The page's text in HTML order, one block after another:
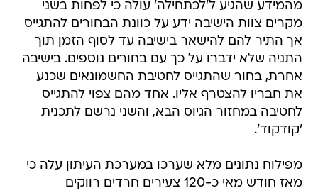
מהמידע שהגיע ל'לכתחילה' עולה כי לפחות בשני
מקרים צוות הישיבה ידע על כוונת הבחורים להתגייס
אך התיר להם להישאר בישיבה עד לסוף הזמן תוך
התניה שלא ידברו על כך עם בחורים נוספים. בישיבה
אחרת, בחור שהתגייס לחטיבת החשמונאים שכנע
את חבריו להצטרף אליו. אחד מהם צפוי להתגייס
לחטיבה במחזור הגיוס הבא, והשני נרשם לתכנית
'קודקוד'.
מפילוח נתונים מלא שערכו במערכת העיתון עלה כי
מאז חודש מאי כ-120 צעירים חרדים רווקים